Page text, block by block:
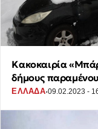
Κακοκαιρία
δήμους
ΕΛΛΑΔΑ·09.02.2023 -